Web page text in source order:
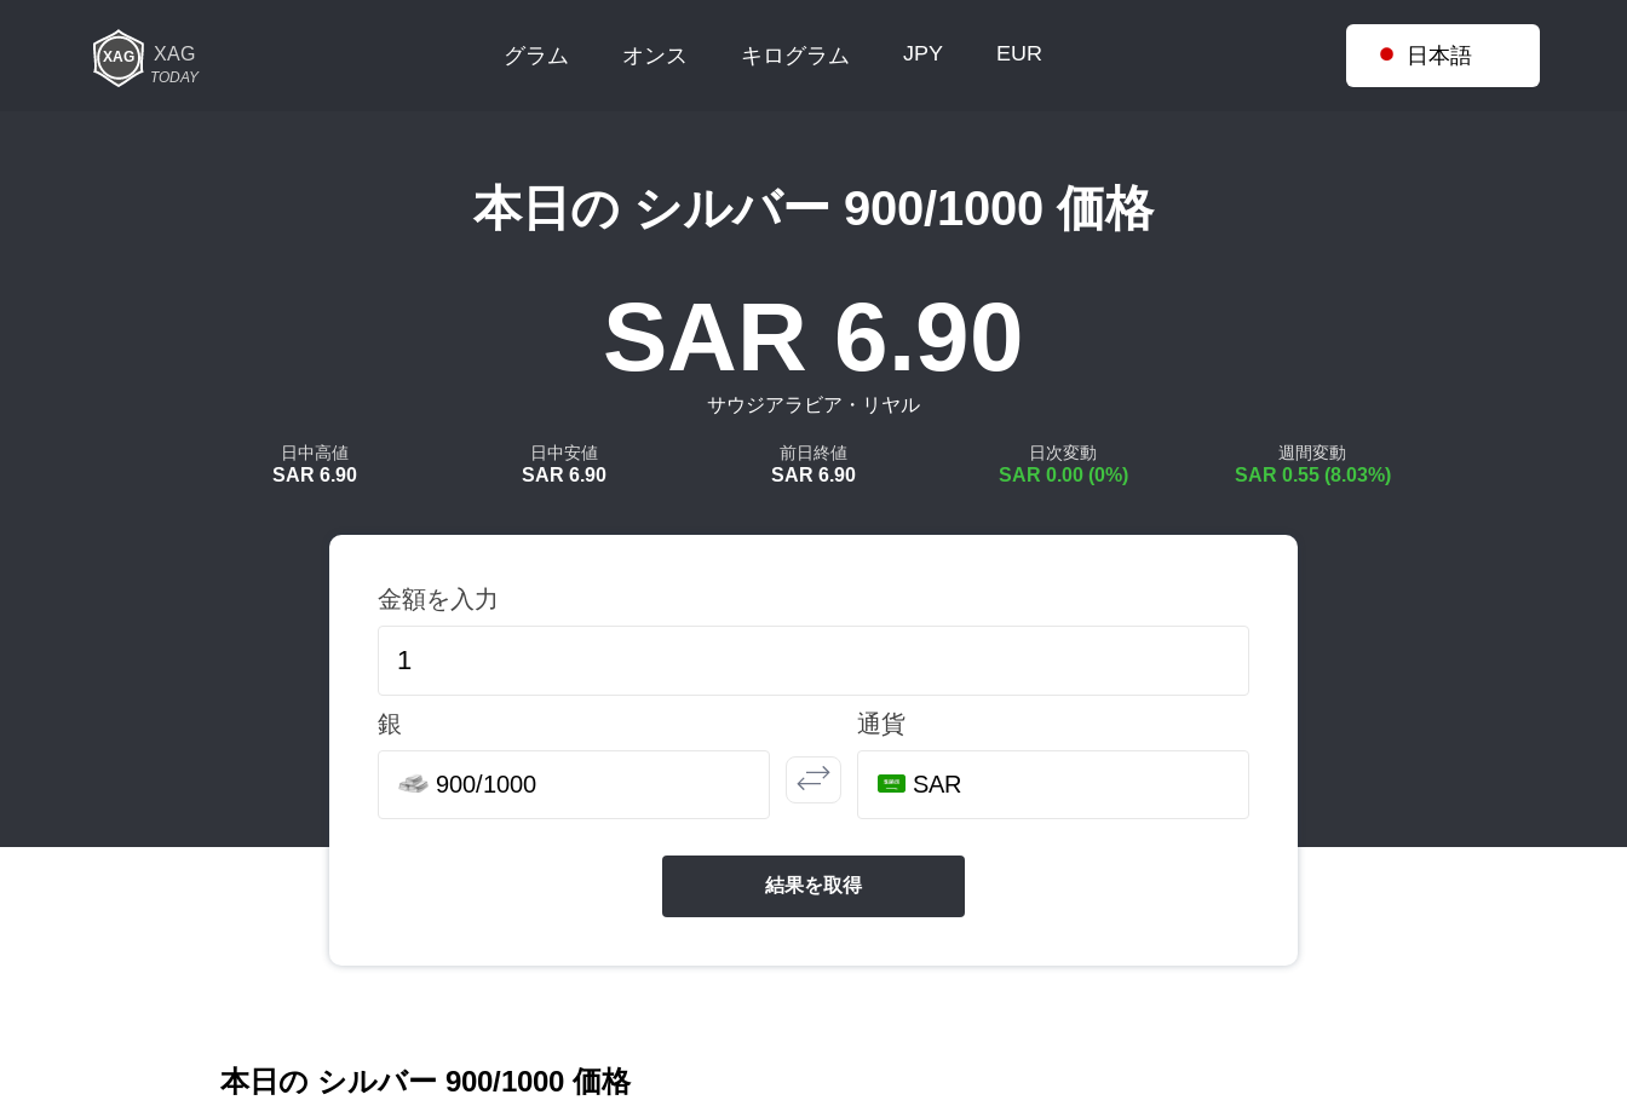
XAG
TODAY
グラム オンス キログラム JPY EUR 日本語
本日の シルバー 900/1000 価格
SAR 6.90
サウジアラビア・リヤル
日中高値
SAR 6.90
日中安値
SAR 6.90
前日終値
SAR 6.90
日次変動
SAR 0.00 (0%)
週間変動
SAR 0.55 (8.03%)
金額を入力
銀
900/1000
通貨
SAR
結果を取得
本日の シルバー 900/1000 価格